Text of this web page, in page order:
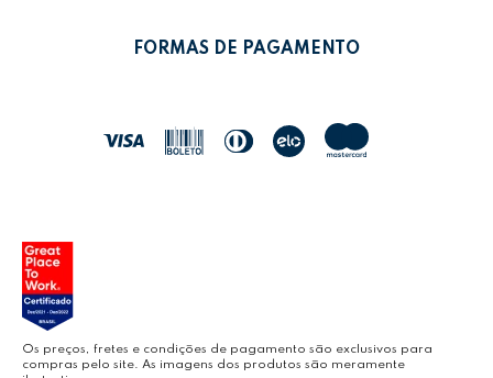
POLÍTICA DE TROCAS
FORMAS DE PAGAMENTO
Os preços, fretes e condições de pagamento são exclusivos para
compras pelo site. As imagens dos produtos são meramente